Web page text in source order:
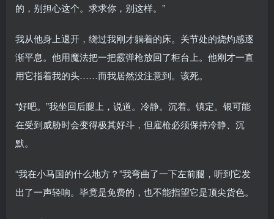
的，别担心这个。求求你，别这样。”
我从他身上退开，绕过我刚才躺着的床。关节处的烧灼感逐
渐平息。他用魔法把一把霰弹枪放回了柜台上。他刚才一直
用它指着我的头……而我居然没注意到。该死。
“好吧。”我坐回后腿上，说道。冷静。沉着。镇定。银可能
在受到威胁时会变得极其好斗，但雇枪必须保持冷静、沉
默。
“我在小马国的什么地方？”我弯曲了一下左前腿，听到它发
出了一声轻响。毕竟是免费的，也不能指望它是顶尖货色。